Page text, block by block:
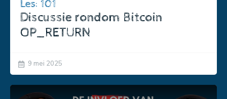
Les: 101
Discussie rondom Bitcoin
OP_RETURN
9 mei 2025